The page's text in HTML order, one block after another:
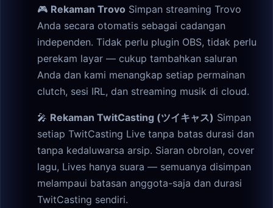
🎮 Rekaman Trovo Simpan streaming Trovo
Anda secara otomatis sebagai cadangan
independen. Tidak perlu plugin OBS, tidak perlu
perekam layar — cukup tambahkan saluran
Anda dan kami menangkap setiap permainan
clutch, sesi IRL, dan streaming musik di cloud.
🎤 Rekaman TwitCasting (ツイキャス) Simpan
setiap TwitCasting Live tanpa batas durasi dan
tanpa kedaluwarsa arsip. Siaran obrolan, cover
lagu, Lives hanya suara — semuanya disimpan
melampaui batasan anggota-saja dan durasi
TwitCasting sendiri.